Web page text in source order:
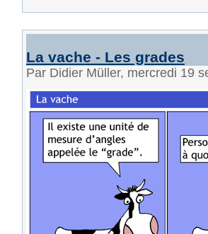
La vache - Les grades
Par Didier Müller, mercredi 19